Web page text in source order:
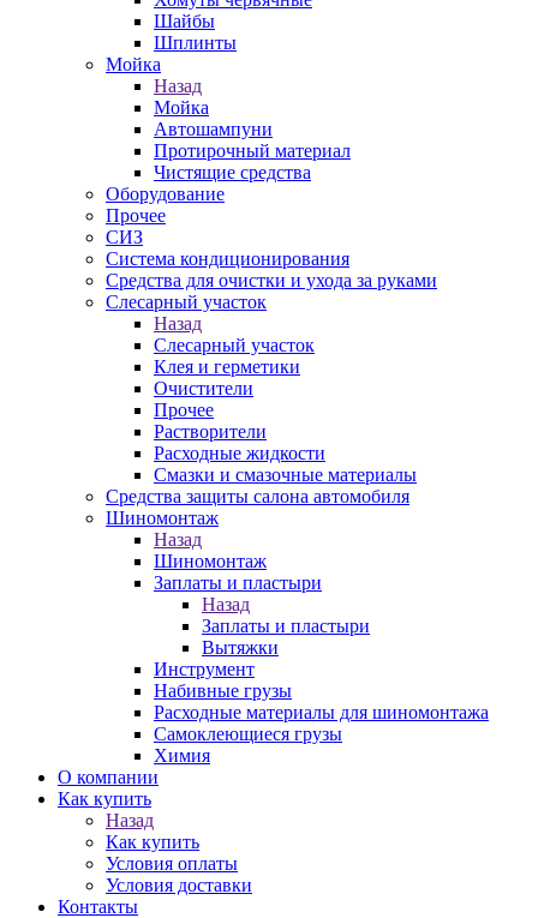
Шайбы
Шплинты
Мойка
Назад
Мойка
Автошампуни
Протирочный материал
Чистящие средства
Оборудование
Прочее
СИЗ
Система кондиционирования
Средства для очистки и ухода за руками
Слесарный участок
Назад
Слесарный участок
Клея и герметики
Очистители
Прочее
Растворители
Расходные жидкости
Смазки и смазочные материалы
Средства защиты салона автомобиля
Шиномонтаж
Назад
Шиномонтаж
Заплаты и пластыри
Назад
Заплаты и пластыри
Вытяжки
Инструмент
Набивные грузы
Расходные материалы для шиномонтажа
Самоклеющиеся грузы
Химия
О компании
Как купить
Назад
Как купить
Условия оплаты
Условия доставки
Контакты